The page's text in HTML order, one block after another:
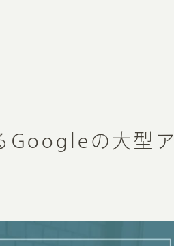
Googleの大型ア